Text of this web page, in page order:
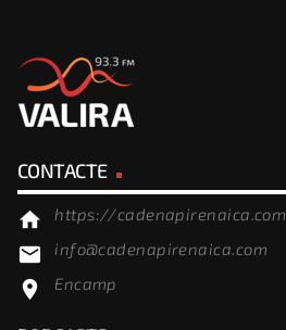
CONTACTE
home https://cadenapirenaica.com
email info@cadenapirenaica.com
location_on Encamp